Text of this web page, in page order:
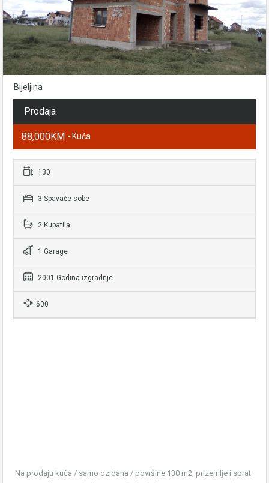
Bijeljina
Prodaja
88,000KM - Kuća
130
3 Spavaće sobe
2 Kupatila
1 Garage
2001 Godina izgradnje
600
Na prodaju kuća / samo ozidana / površine 130 m2, prizemlje i sprat